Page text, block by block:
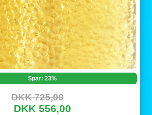
Spar: 23%
DKK 725,00
DKK 556,00